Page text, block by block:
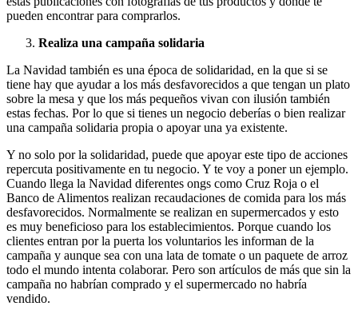
pueden encontrar para comprarlos.
Realiza una campaña solidaria
La Navidad también es una época de solidaridad, en la que si se
tiene hay que ayudar a los más desfavorecidos a que tengan un plato
sobre la mesa y que los más pequeños vivan con ilusión también
estas fechas. Por lo que si tienes un negocio deberías o bien realizar
una campaña solidaria propia o apoyar una ya existente.
Y no solo por la solidaridad, puede que apoyar este tipo de acciones
repercuta positivamente en tu negocio. Y te voy a poner un ejemplo.
Cuando llega la Navidad diferentes ongs como Cruz Roja o el
Banco de Alimentos realizan recaudaciones de comida para los más
desfavorecidos. Normalmente se realizan en supermercados y esto
es muy beneficioso para los establecimientos. Porque cuando los
clientes entran por la puerta los voluntarios les informan de la
campaña y aunque sea con una lata de tomate o un paquete de arroz
todo el mundo intenta colaborar. Pero son artículos de más que sin la
campaña no habrían comprado y el supermercado no habría
vendido.